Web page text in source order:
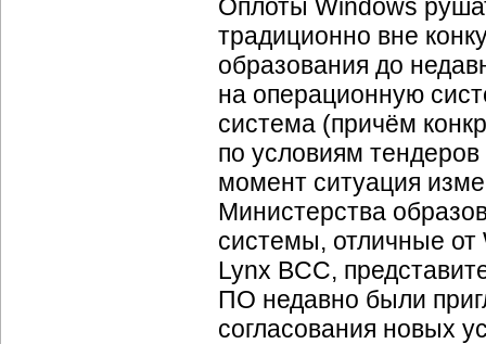
Оплоты Windows
традиционно вне
образования до
на операционную
система (причём
по условиям
момент ситуация
Министерства
системы, отличные от
Lynx BCC,
ПО недавно были
согласования новых